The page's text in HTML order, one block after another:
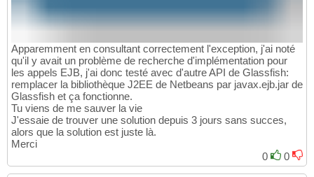
Apparemment en consultant correctement l'exception, j'ai noté
qu'il y avait un problème de recherche d'implémentation pour
les appels EJB, j'ai donc testé avec d'autre API de Glassfish:
remplacer la bibliothèque J2EE de Netbeans par javax.ejb.jar de
Glassfish et ça fonctionne.
Tu viens de me sauver la vie
J'essaie de trouver une solution depuis 3 jours sans succes,
alors que la solution est juste là.
Merci
0
0